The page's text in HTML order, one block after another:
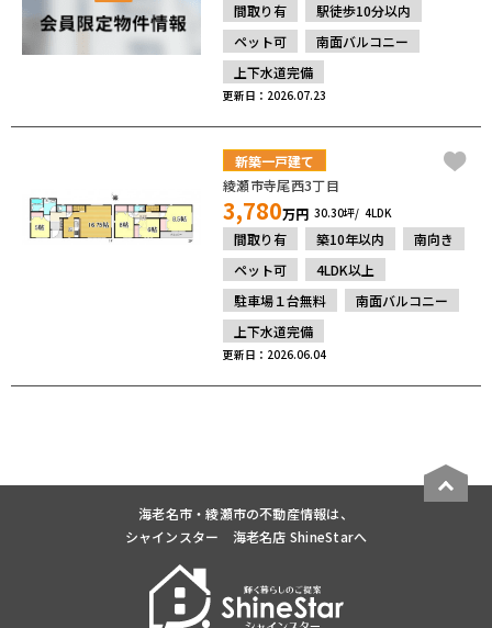
間取り有
駅徒歩10分以内
ペット可
南面バルコニー
上下水道完備
更新日：2026.07.23
新築一戸建て
綾瀬市寺尾西3丁目
3,780万円 30.30坪 4LDK
間取り有 築10年以内
南向き
ペット可
4LDK以上
駐車場１台無料
南面バルコニー
上下水道完備
更新日：2026.06.04
海老名市・綾瀬市の不動産情報は、
シャインスター 海老名店 ShineStarへ